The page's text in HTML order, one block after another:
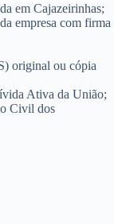
em Cajazeirinhas;
empresa com firma
original ou cópia
Ativa da União;
Civil dos